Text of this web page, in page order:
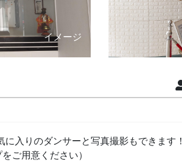
イメージ
に入りのダンサーと写真撮影もできます！
ご用意ください）